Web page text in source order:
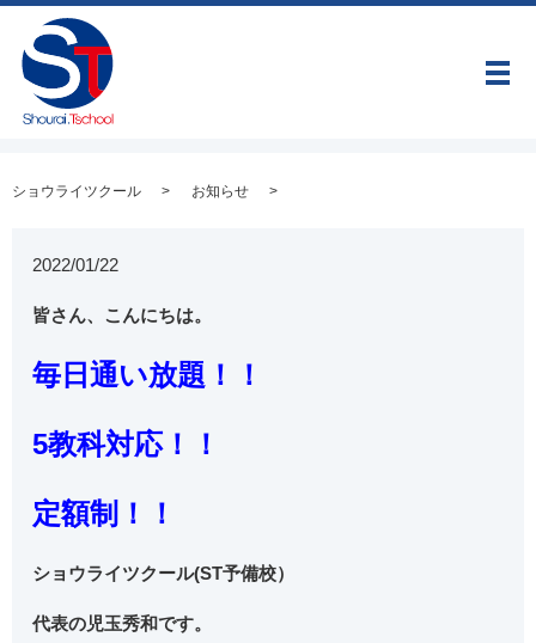
メ
ショウライツクール お知らせ
2022/01/22
皆さん、こんにちは。
毎日通い放題！！
5教科対応！！
定額制！！
ショウライツクール(ST予備校）
代表の児玉秀和です。